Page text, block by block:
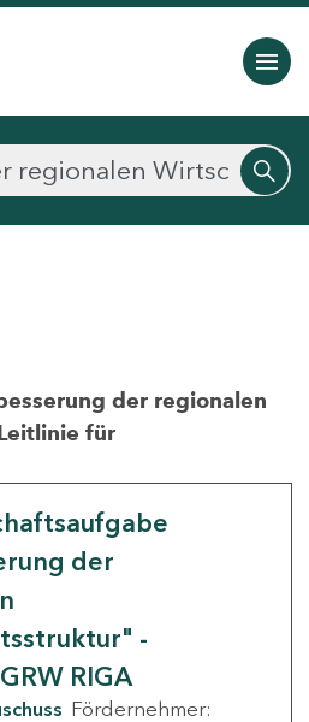
der regionalen
für
der
-
RIGA
Fördernehmer: